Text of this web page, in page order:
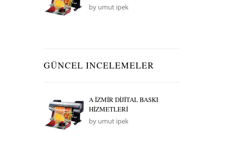
by umut ipek
GÜNCEL INCELEMELER
A İZMİR DİJİTAL BASKI
HİZMETLERİ
by umut ipek